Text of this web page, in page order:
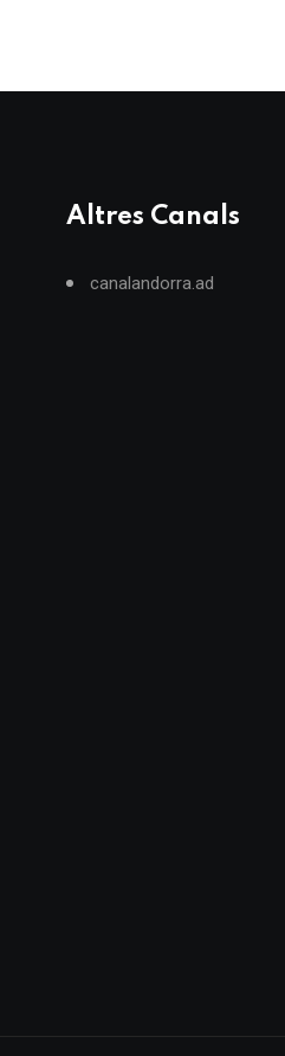
Altres Canals
canalandorra.ad